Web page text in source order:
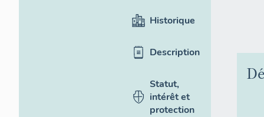
Historique
Description
Statut,
intérêt et
protection